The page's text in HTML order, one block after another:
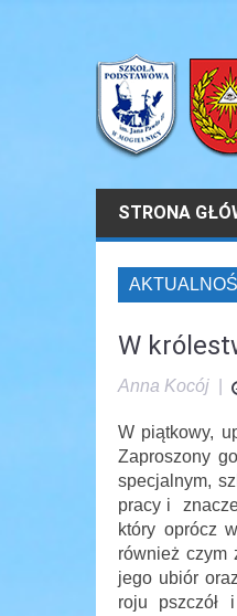
STRONA
W
Anna Kocój
W piątkowy,
Zaproszony
specjalnym,
pracy i
który oprócz
również czym
jego ubiór
roju pszczół